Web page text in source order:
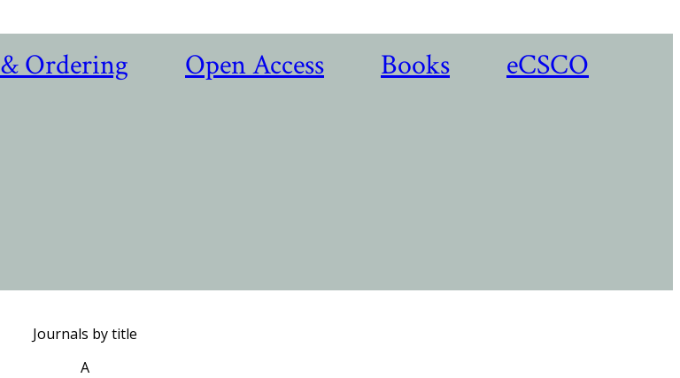
Ordering Open Access Books eCSCO
Journals by title
A